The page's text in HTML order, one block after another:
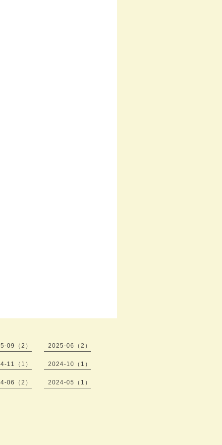
09（2） 2025-06（2）
11（1） 2024-10（1）
06（2） 2024-05（1）